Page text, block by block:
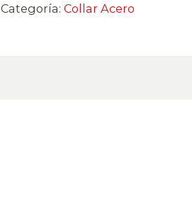
Categoría:Collar Acero